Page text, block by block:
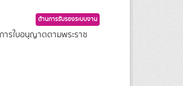
ด้านการรับรองระบบงาน
ารใบอนุญาตตามพระราช